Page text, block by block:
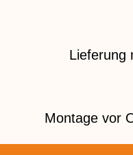
Lieferung
Montage vor